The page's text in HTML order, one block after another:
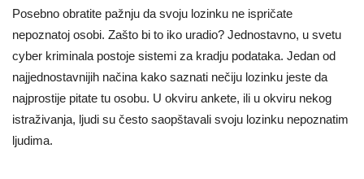
Posebno obratite pažnju da svoju lozinku ne ispričate
nepoznatoj osobi. Zašto bi to iko uradio? Jednostavno, u svetu
cyber kriminala postoje sistemi za kradju podataka. Jedan od
najjednostavnijih načina kako saznati nečiju lozinku jeste da
najprostije pitate tu osobu. U okviru ankete, ili u okviru nekog
istraživanja, ljudi su često saopštavali svoju lozinku nepoznatim
ljudima.